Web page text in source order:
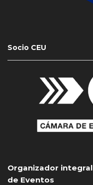
Socio CEU
Organizador integral
de Eventos